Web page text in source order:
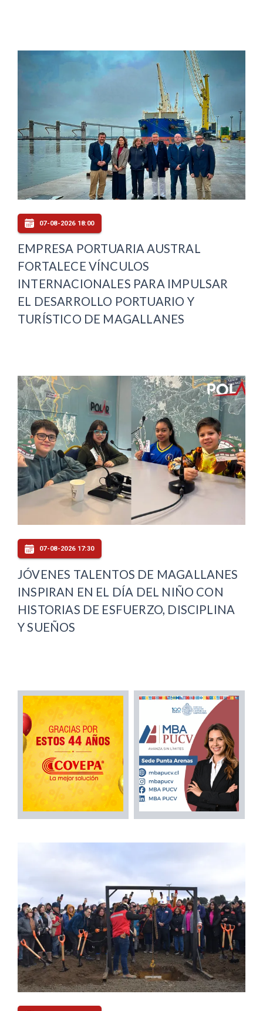
07-08-2026 18:00
EMPRESA PORTUARIA AUSTRAL
FORTALECE VÍNCULOS
INTERNACIONALES PARA IMPULSAR
EL DESARROLLO PORTUARIO Y
TURÍSTICO DE MAGALLANES
07-08-2026 17:30
JÓVENES TALENTOS DE MAGALLANES
INSPIRAN EN EL DÍA DEL NIÑO CON
HISTORIAS DE ESFUERZO, DISCIPLINA
Y SUEÑOS